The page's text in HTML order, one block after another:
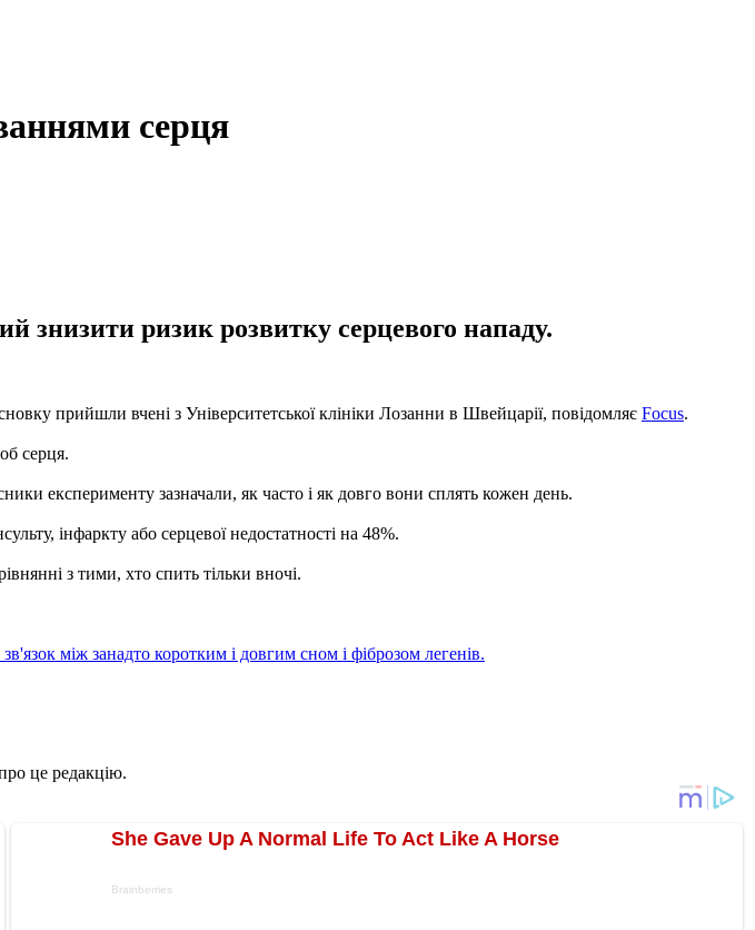
серця
знизити ризик розвитку серцевого нападу.
прийшли вчені з Університетської клініки Лозанни в Швейцарії, повідомляє Focus.
серця.
експерименту зазначали, як часто і як довго вони сплять кожен день.
інфаркту або серцевої недостатності на 48%.
з тими, хто спить тільки вночі.
між занадто коротким і довгим сном і фіброзом легенів.
це редакцію.